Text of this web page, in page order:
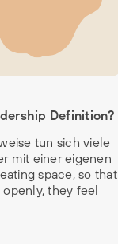
Definition?
tun sich viele
mit einer eigenen
space, so that
they feel